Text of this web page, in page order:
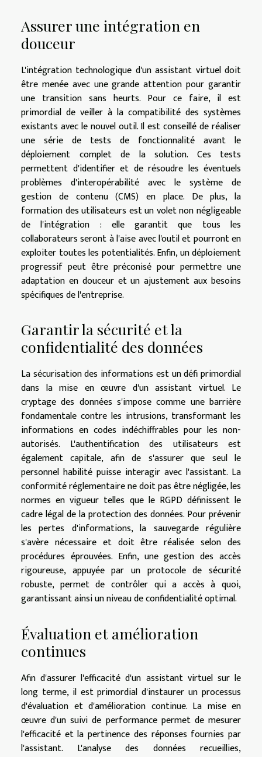
Assurer une intégration en
douceur
L'intégration technologique d'un assistant virtuel doit
être menée avec une grande attention pour garantir
une transition sans heurts. Pour ce faire, il est
primordial de veiller à la compatibilité des systèmes
existants avec le nouvel outil. Il est conseillé de réaliser
une série de tests de fonctionnalité avant le
déploiement complet de la solution. Ces tests
permettent d'identifier et de résoudre les éventuels
problèmes d'interopérabilité avec le système de
gestion de contenu (CMS) en place. De plus, la
formation des utilisateurs est un volet non négligeable
de l'intégration : elle garantit que tous les
collaborateurs seront à l'aise avec l'outil et pourront en
exploiter toutes les potentialités. Enfin, un déploiement
progressif peut être préconisé pour permettre une
adaptation en douceur et un ajustement aux besoins
spécifiques de l'entreprise.
Garantir la sécurité et la
confidentialité des données
La sécurisation des informations est un défi primordial
dans la mise en œuvre d'un assistant virtuel. Le
cryptage des données s'impose comme une barrière
fondamentale contre les intrusions, transformant les
informations en codes indéchiffrables pour les non-
autorisés. L'authentification des utilisateurs est
également capitale, afin de s'assurer que seul le
personnel habilité puisse interagir avec l'assistant. La
conformité réglementaire ne doit pas être négligée, les
normes en vigueur telles que le RGPD définissent le
cadre légal de la protection des données. Pour prévenir
les pertes d'informations, la sauvegarde régulière
s'avère nécessaire et doit être réalisée selon des
procédures éprouvées. Enfin, une gestion des accès
rigoureuse, appuyée par un protocole de sécurité
robuste, permet de contrôler qui a accès à quoi,
garantissant ainsi un niveau de confidentialité optimal.
Évaluation et amélioration
continues
Afin d'assurer l'efficacité d'un assistant virtuel sur le
long terme, il est primordial d'instaurer un processus
d'évaluation et d'amélioration continue. La mise en
œuvre d'un suivi de performance permet de mesurer
l'efficacité et la pertinence des réponses fournies par
l'assistant. L'analyse des données recueillies,